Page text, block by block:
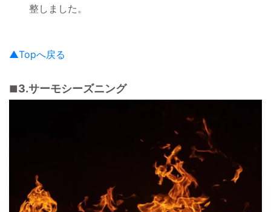
整しました。
▲Topへ戻る
3.サーモシーズニング